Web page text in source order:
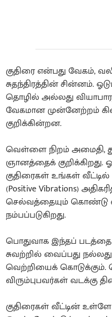
குதிரை என்பது வேகம்,
சுதந்திரத்தின் சின்னம்.
தொழில் அல்லது
வேகமான முன்னேற்றம்
குறிக்கின்றன.
​வெள்ளை நிறம் அமைதி,
ஞானத்தைக்
குதிரைகள் உங்கள்
(Positive Vibrations)
செல்வத்தையும் கொண்டு
நம்பப்படுகிறது.
பொதுவாக இந்தப் படத்தை
சுவற்றில் வைப்பது
வெற்றியைக்
விரும்புபவர்கள் வடக்கு
குதிரைகள் வீட்டின்